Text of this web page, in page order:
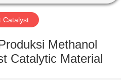
Catalyst
Methanol
Catalytic Material